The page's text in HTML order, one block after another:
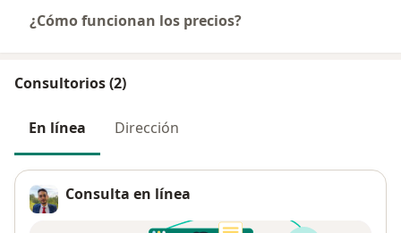
¿Cómo funcionan los precios?
Consultorios (2)
En línea Dirección
Consulta en línea